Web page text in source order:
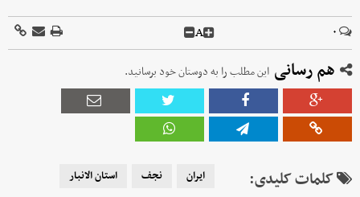
۰ A
هم رسانی این مطلب را به دوستان خود برسانید.
کلمات کلیدی: ایران نجف
استان الانبار